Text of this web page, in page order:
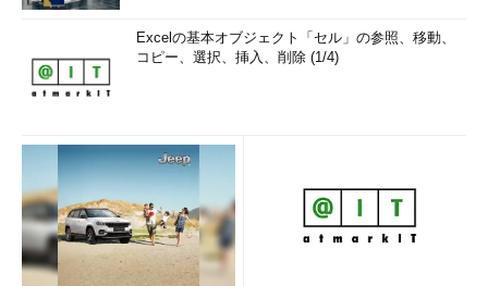
Excelの基本オブジェクト「セル」の参照、移動、
コピー、選択、挿入、削除 (1/4)